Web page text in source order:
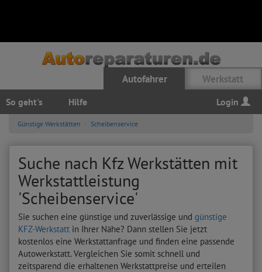
Autofahrer Werkstatt
So geht's Hilfe Login
Günstige Werkstätten Scheibenservice
Suche nach Kfz Werkstätten mit
Werkstattleistung
'Scheibenservice'
Sie suchen eine günstige und zuverlässige und günstige
KFZ-Werkstatt in Ihrer Nähe? Dann stellen Sie jetzt
kostenlos eine Werkstattanfrage und finden eine passende
Autowerkstatt. Vergleichen Sie somit schnell und
zeitsparend die erhaltenen Werkstattpreise und erteilen